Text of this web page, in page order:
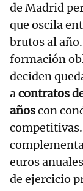
de Madrid
que oscila
brutos al
formación
deciden
acontratos
añoscon
euros
de ejercicio